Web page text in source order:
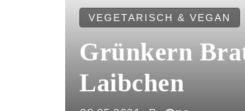
VEGETARISCH & VEGAN
Grünkern
Laibchen